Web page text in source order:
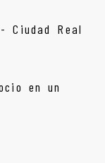
Ciudad Real